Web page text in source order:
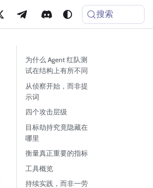
搜索
为什么 Agent 红队测
试在结构上有所不同
从侦察开始，而非提
示词
四个攻击层级
目标劫持究竟隐藏在
哪里
衡量真正重要的指标
工具概览
持续实践，而非一劳